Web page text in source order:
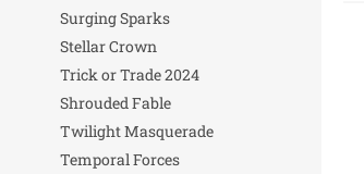
Surging Sparks
Stellar Crown
Trick or Trade 2024
Shrouded Fable
Twilight Masquerade
Temporal Forces